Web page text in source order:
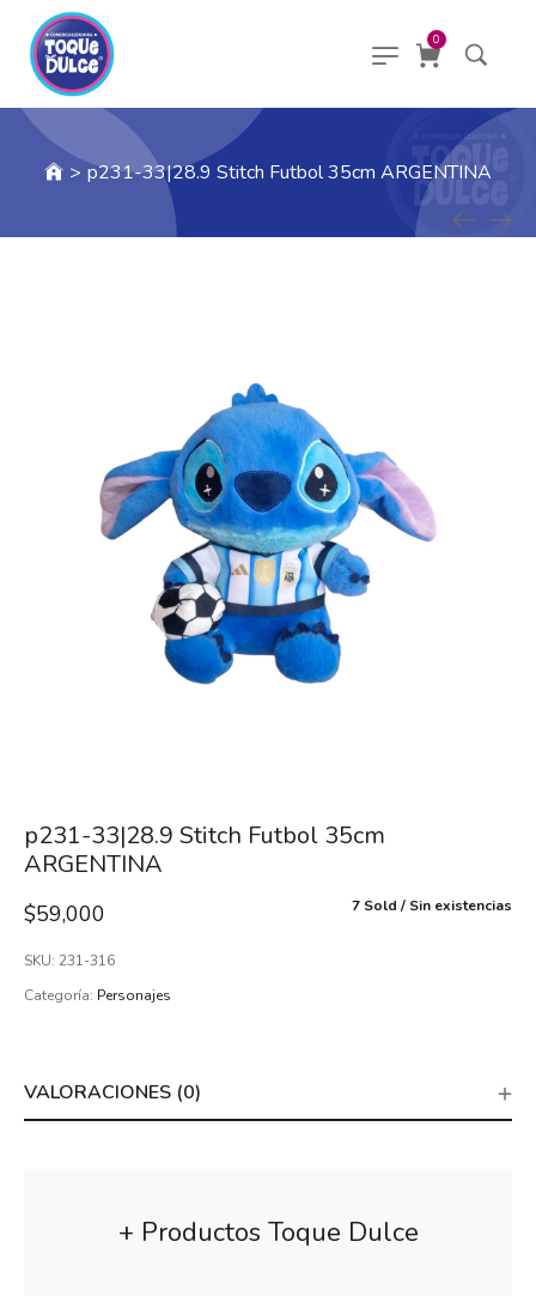
0
> p231-33|28.9 Stitch Futbol 35cm ARGENTINA
p231-33|28.9 Stitch Futbol 35cm
ARGENTINA
7 Sold Sin existencias
$59,000
SKU: 231-316
Categoría: Personajes
VALORACIONES (0)
+ Productos Toque Dulce